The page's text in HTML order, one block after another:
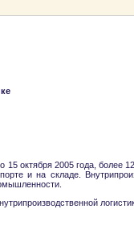
15 октября 2005 года, более
и на складе.